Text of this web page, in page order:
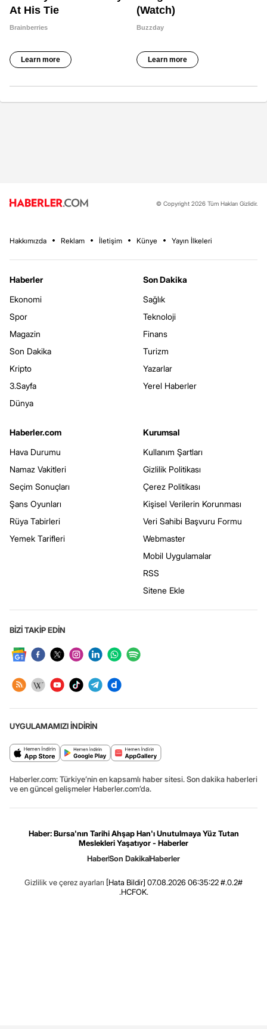
© Copyright 2026 Tüm Hakları Gizlidir.
Hakkımızda Reklam İletişim Künye Yayın İlkeleri
Haberler
Ekonomi
Spor
Magazin
Son Dakika
Kripto
3.Sayfa
Dünya
Son Dakika
Sağlık
Teknoloji
Finans
Turizm
Yazarlar
Yerel Haberler
Haberler.com
Hava Durumu
Namaz Vakitleri
Seçim Sonuçları
Şans Oyunları
Rüya Tabirleri
Yemek Tarifleri
Kurumsal
Kullanım Şartları
Gizlilik Politikası
Çerez Politikası
Kişisel Verilerin Korunması
Veri Sahibi Başvuru Formu
Webmaster
Mobil Uygulamalar
RSS
Sitene Ekle
BİZİ TAKİP EDİN
UYGULAMAMIZI İNDİRİN
Haberler.com: Türkiye’nin en kapsamlı haber sitesi. Son dakika haberleri
ve en güncel gelişmeler Haberler.com’da.
Haber: Bursa'nın Tarihi Ahşap Han'ı Unutulmaya Yüz Tutan
Meslekleri Yaşatıyor - Haberler
HaberSon DakikaHaberler
Gizlilik ve çerez ayarları [Hata Bildir] 07.08.2026 06:35:22 #.0.2#
.HCFOK.